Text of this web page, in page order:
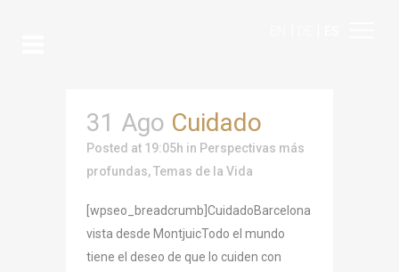
31 Ago Cuidado
Posted at 19:05h in Perspectivas más
profundas,Temas de la Vida
[wpseo_breadcrumb]CuidadoBarcelona
vista desde MontjuicTodo el mundo
tiene el deseo de que lo cuiden con